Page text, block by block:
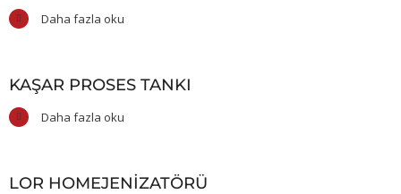
Daha fazla oku
KAŞAR PROSES TANKI
Daha fazla oku
LOR HOMEJENIZATÖRÜ